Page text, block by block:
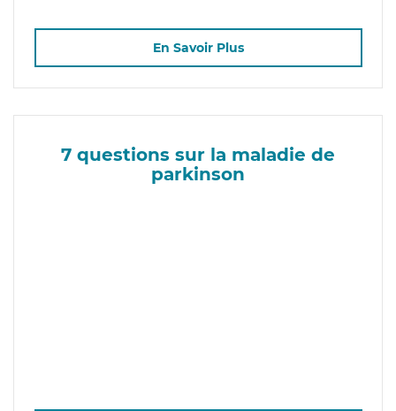
En Savoir Plus
7 questions sur la maladie de
parkinson